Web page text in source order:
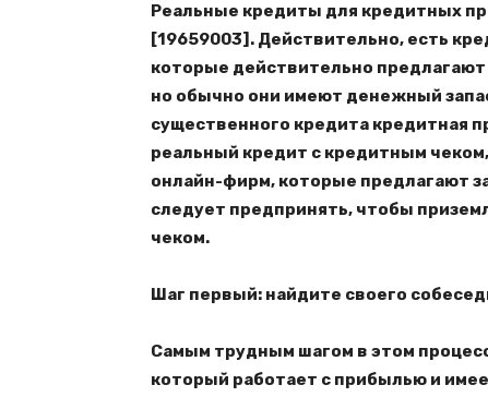
Реальные кредиты для кредитных
[19659003]. Действительно, есть
которые действительно
но обычно они имеют денежный
существенного кредита кредитная
реальный кредит с кредитным
онлайн-фирм, которые предлагают
следует предпринять, чтобы
чеком.
Шаг первый: найдите своего
Самым трудным шагом в этом
который работает с прибылью и